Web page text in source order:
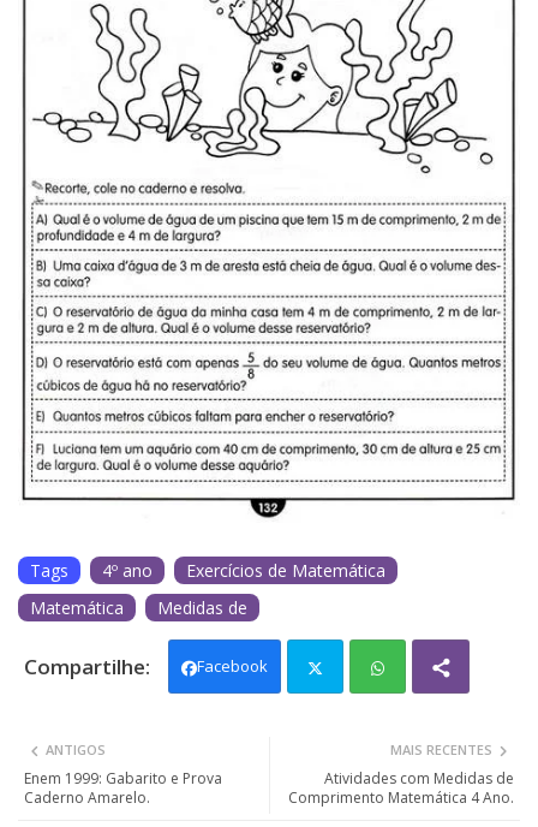
Tags 4º ano
Exercícios de Matemática
Matemática
Medidas de
Facebook
ats
MAIS RECENTES
Atividades com Medidas de
Comprimento Matemática 4 Ano.
ANTIGOS
Enem 1999: Gabarito e Prova
Caderno Amarelo.